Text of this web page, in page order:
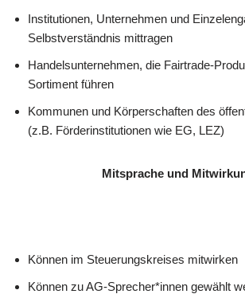
Institutionen, Unternehmen und
Selbstverständnis mittragen
Handelsunternehmen, die Fairtrade-
Sortiment führen
Kommunen und Körperschaften des
(z.B. Förderinstitutionen wie EG, LEZ)
Mitsprache und
Können im Steuerungskreises mitwirken
Können zu AG-Sprecher*innen gewählt